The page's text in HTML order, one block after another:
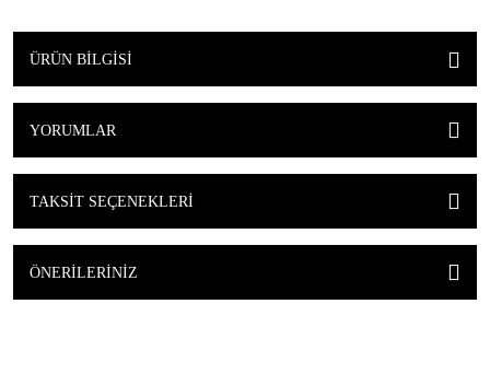
ÜRÜN BILGISI
YORUMLAR
TAKSIT SEÇENEKLERI
ÖNERILERINIZ